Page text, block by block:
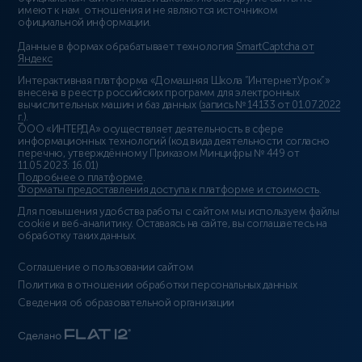
имеют к нам отношения и не являются источником
официальной информации.
Данные в формах обрабатывает технология SmartCaptcha от
Яндекс
Интерактивная платформа «Домашняя Школа “ИнтернетУрок”»
внесена в реестр российских программ для электронных
вычислительных машин и баз данных (запись № 14133 от 01.07.2022
г.).
ООО «ИНТЕРДА» осуществляет деятельность в сфере
информационных технологий (код вида деятельности согласно
перечню, утверждённому Приказом Минцифры № 449 от
11.05.2023: 16.01)
Подробнее о платформе.
Форматы предоставления доступа к платформе и стоимость.
Для повышения удобства работы с сайтом мы используем файлы
cookie и веб-аналитику. Оставаясь на сайте, вы соглашаетесь на
обработку таких данных.
Соглашение о пользовании сайтом
Политика в отношении обработки персональных данных
Сведения об образовательной организации